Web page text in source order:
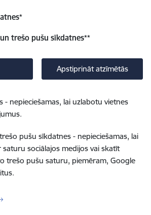
*
trešo pušu sīkdatnes**
Apstiprināt atzīmētās
- nepieciešamas, lai uzlabotu vietnes
pušu sīkdatnes - nepieciešamas, lai
saturu sociālajos medijos vai skatīt
trešo pušu saturu, piemēram, Google